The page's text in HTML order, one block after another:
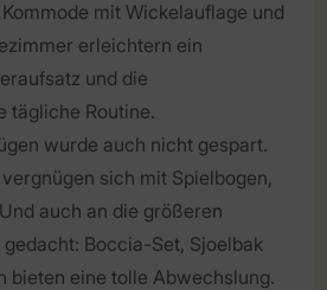
mit Wickelauflage und
erleichtern ein
und die
tägliche Routine.
wurde auch nicht gespart.
sich mit Spielbogen,
auch an die größeren
Boccia-Set, Sjoelbak
bieten eine tolle Abwechslung.